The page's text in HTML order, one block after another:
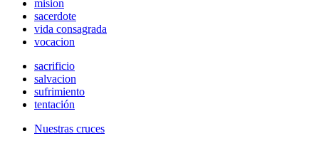
mision
sacerdote
vida consagrada
vocacion
sacrificio
salvacion
sufrimiento
tentación
Nuestras cruces